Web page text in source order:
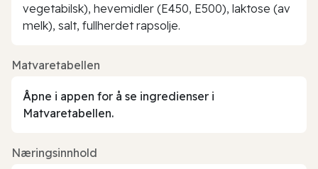
vegetabilsk), hevemidler (E450, E500), laktose (av
melk), salt, fullherdet rapsolje.
Matvaretabellen
Åpne i appen for å se ingredienser i
Matvaretabellen.
Næringsinnhold